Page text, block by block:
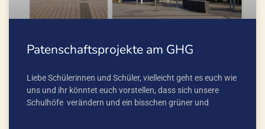
Patenschaftsprojekte am GHG
Liebe Schülerinnen und Schüler, vielleicht geht es euch wie
uns und ihr könntet euch vorstellen, dass sich unsere
Schulhöfe verändern und ein bisschen grüner und